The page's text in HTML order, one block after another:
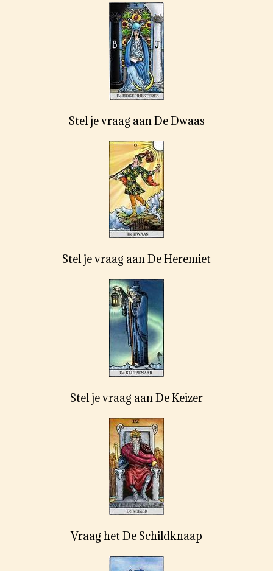
Stel je vraag aan De Dwaas
Stel je vraag aan De Heremiet
Stel je vraag aan De Keizer
Vraag het De Schildknaap